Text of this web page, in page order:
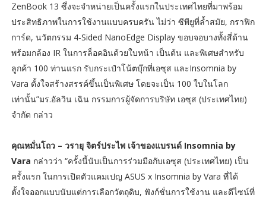
ZenBook 13 ซึ่งจะจำหน่ายเป็นครั้งแรกในประเทศไทยที่มาพร้อม
ประสิทธิภาพในการใช้งานแบบครบครัน ไม่ว่า ซีพียูที่ล้ำสมัย, กราฟิก
การ์ด, นวัตกรรม 4-Sided NanoEdge Display ขอบจอบางทั้งสี่ด้าน
พร้อมกล้อง IR ในการล็อคอินด้วยใบหน้า เป็นต้น และพิเศษสำหรับ
ลูกค้า 100 ท่านแรก รับกระเป๋าโน้ตบุ๊กที่เอซุส และInsomnia by
Vara ตั้งใจสร้างสรรค์ขึ้นเป็นพิเศษ โดยจะเป็น 100 ใบในโลก
เท่านั้น”มร.อัลวิน เฉิน กรรมการผู้จัดการบริษัท เอซุส (ประเทศไทย)
จำกัด กล่าว
คุณหมั่นโถว – วรายุ จิตร์ประไพ เจ้าของแบรนด์ Insomnia by
Vara กล่าวว่า “ครั้งนี้นับเป็นการร่วมมือกับเอซุส (ประเทศไทย) เป็น
ครั้งแรก ในการเปิดตัวแคมเปญ ASUS x Insomnia by Vara ที่ได้
ตั้งใจออกแบบนับแต่การเลือกวัตถุดิบ, ฟังก์ชั่นการใช้งาน และดีไซน์ที่